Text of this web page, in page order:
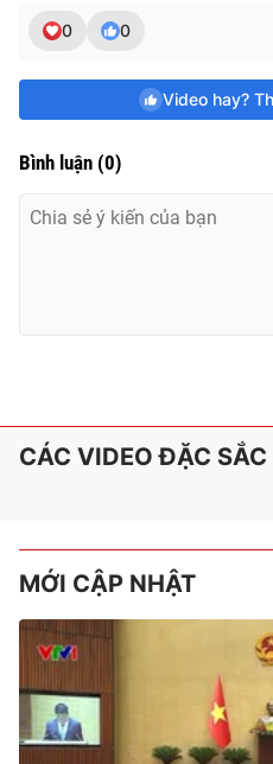
0 0
Video hay?
Bình luận (0)
CÁC VIDEO ĐẶC
MỚI CẬP NHẬT